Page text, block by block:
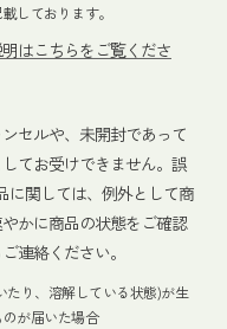
しております。
はこちらをご覧くださ
セルや、未開封であって
てお受けできません。誤
に関しては、例外として商
かに商品の状態をご確認
連絡ください。
り、溶解している状態)が生
が届いた場合